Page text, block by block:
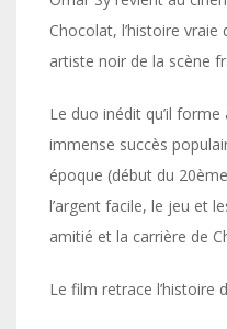
Chocolat, l’histoire
artiste noir de la scène
Le duo inédit qu’il
immense succès
époque (début du
l’argent facile, le jeu et
amitié et la carrière de
Le film retrace l’histoire